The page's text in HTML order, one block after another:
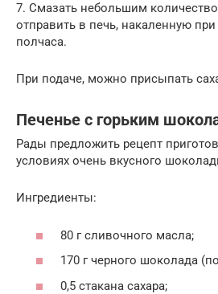
7. Смазать небольшим
отправить в печь, накаленную при
полчаса.
При подаче, можно присыпать
Печенье с горьким
Рады предложить рецепт
условиях очень вкусного
Ингредиенты:
80 г сливочного масла;
170 г черного шоколада
0,5 стакана сахара;